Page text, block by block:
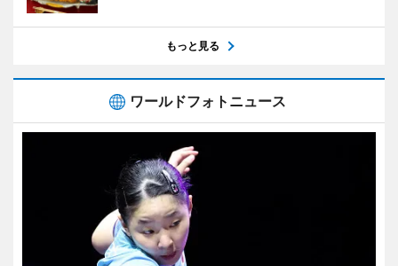
もっと見る
ワールドフォトニュース